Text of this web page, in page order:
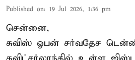
Published on: 19 Jul 2026, 1:36 pm
சென்னை,
சுவிஸ் ஓபன் சர்வதேச